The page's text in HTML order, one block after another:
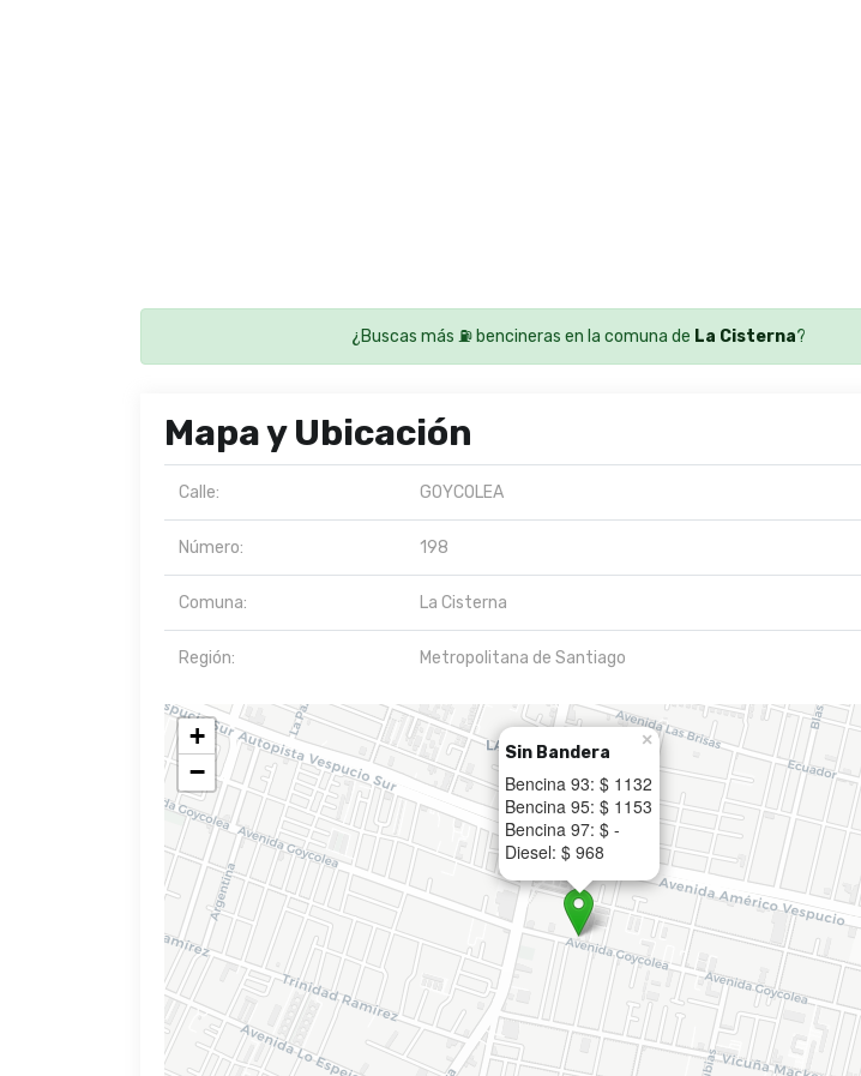
¿Buscas más ⛽ bencineras en la comuna de La Cisterna?
Mapa y Ubicación
Calle: GOYCOLEA
Número: 198
Comuna: La Cisterna
Región: Metropolitana de Santiago
Sin Bandera
Bencina 93: $ 1132
Bencina 95: $ 1153
Bencina 97: $ -
Diesel: $ 968
×
+
−